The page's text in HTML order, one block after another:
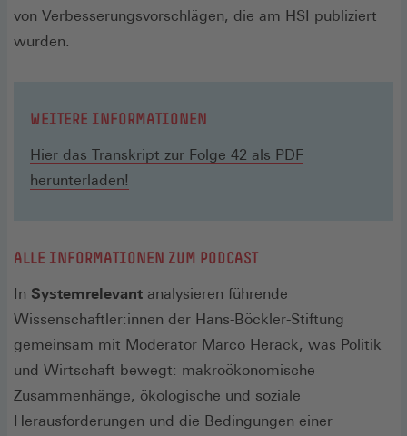
von Verbesserungsvorschlägen, die am HSI publiziert
wurden.
WEITERE INFORMATIONEN
Hier das Transkript zur Folge 42 als PDF
herunterladen!
ALLE INFORMATIONEN ZUM PODCAST
In Systemrelevant analysieren führende
Wissenschaftler:innen der Hans-Böckler-Stiftung
gemeinsam mit Moderator Marco Herack, was Politik
und Wirtschaft bewegt: makroökonomische
Zusammenhänge, ökologische und soziale
Herausforderungen und die Bedingungen einer